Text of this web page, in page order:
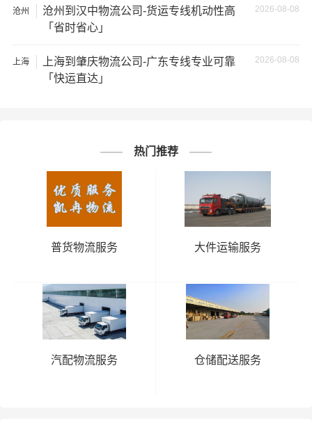
★ 为了提高保定到攀枝花货运专线的服务质量，欢迎您对
我们的服务提出意见或建议，我们会认真对待并及时把处
户的需求做出不懈的努力，您的满意就是我们前进的动力!
沧州 2026-08-08
沧州到汉中物流公司-货运专线机动性高
「省时省心」
上海 2026-08-08
上海到肇庆物流公司-广东专线专业可靠
「快运直达」
热门推荐
普货物流服务 大件运输服务
汽配物流服务 仓储配送服务